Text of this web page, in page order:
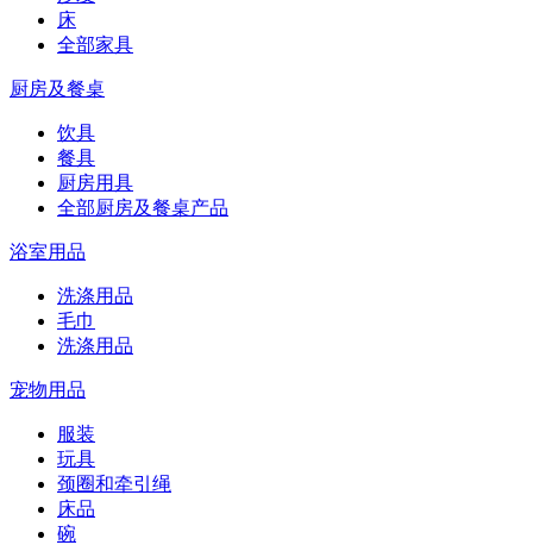
床
全部家具
厨房及餐桌
饮具
餐具
厨房用具
全部厨房及餐桌产品
浴室用品
洗涤用品
毛巾
洗涤用品
宠物用品
服装
玩具
颈圈和牵引绳
床品
碗